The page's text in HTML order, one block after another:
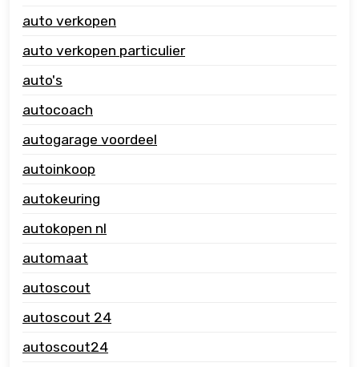
auto verkopen
auto verkopen particulier
auto's
autocoach
autogarage voordeel
autoinkoop
autokeuring
autokopen nl
automaat
autoscout
autoscout 24
autoscout24